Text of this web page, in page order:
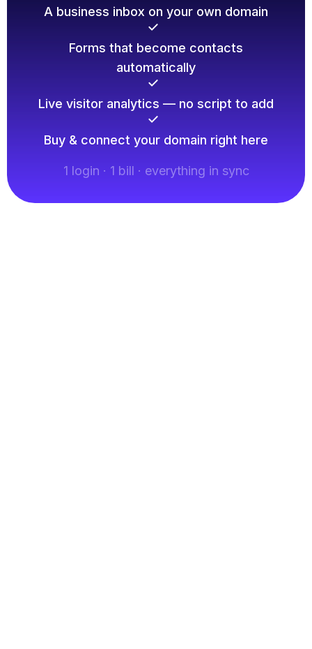
A business inbox on your own domain
Forms that become contacts
automatically
Live visitor analytics — no script to add
Buy & connect your domain right here
1 login · 1 bill · everything in sync